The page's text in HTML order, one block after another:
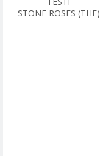
STONE ROSES (THE)